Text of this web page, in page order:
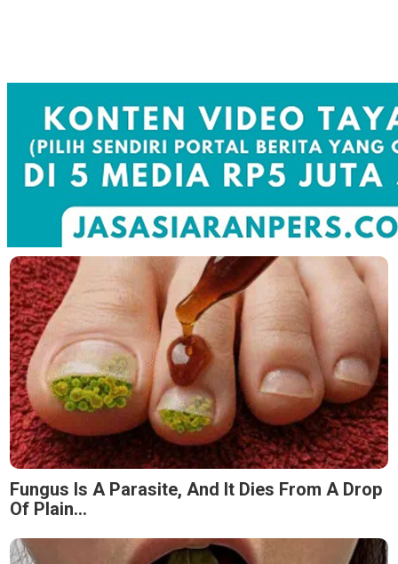
Fungus Is A Parasite, And It Dies From A Drop
Of Plain...